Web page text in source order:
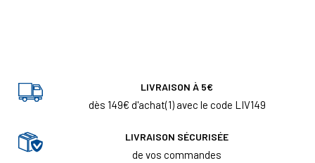
LIVRAISON À 5€
dès 149€ d'achat(1) avec le code LIV149
LIVRAISON SÉCURISÉE
de vos commandes